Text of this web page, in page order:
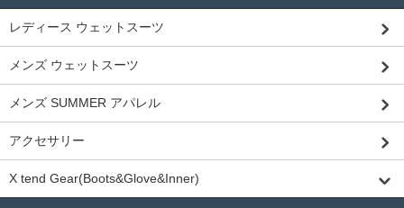
レディース ウェットスーツ
メンズ ウェットスーツ
メンズ SUMMER アパレル
アクセサリー
X tend Gear(Boots&Glove&Inner)